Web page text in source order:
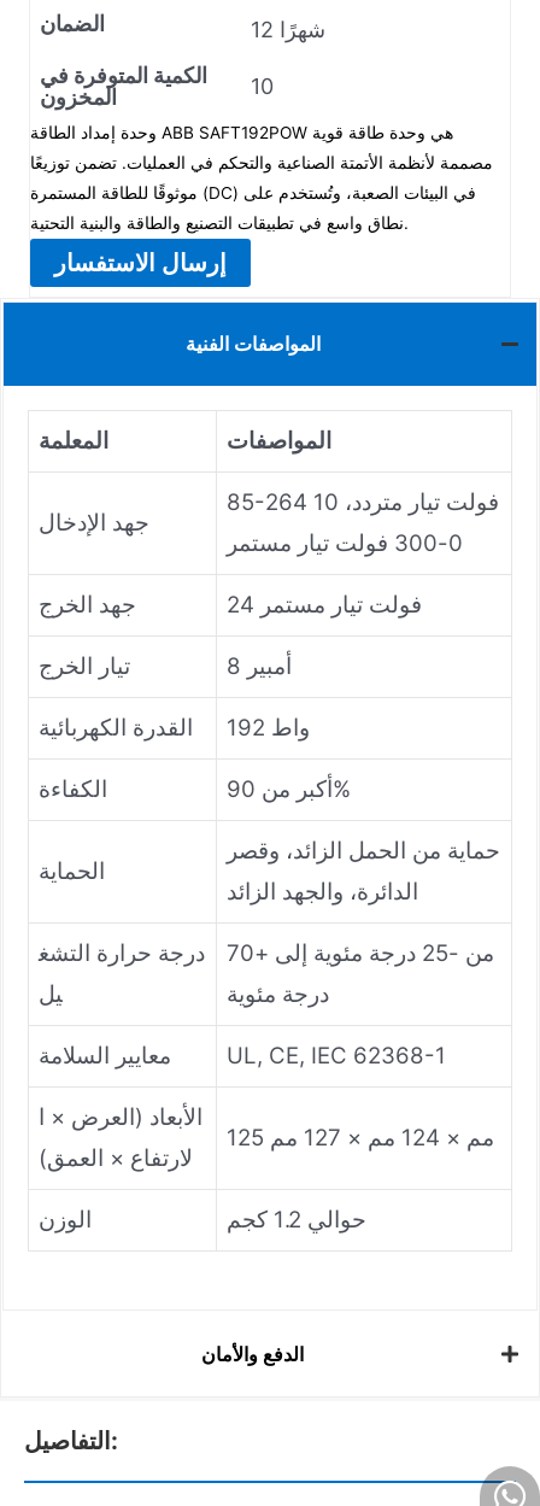
الضمان
12 شهرًا
الكمية المتوفرة في
المخزون
10
وحدة إمداد الطاقة ABB SAFT192POW هي وحدة طاقة قوية
مصممة لأنظمة الأتمتة الصناعية والتحكم في العمليات. تضمن توزيعًا
موثوقًا للطاقة المستمرة (DC) في البيئات الصعبة، وتُستخدم على
نطاق واسع في تطبيقات التصنيع والطاقة والبنية التحتية.
إرسال الاستفسار
المواصفات الفنية
المعلمة المواصفات
جهد الإدخال
85-264 فولت تيار متردد، 10
0-300 فولت تيار مستمر
جهد الخرج 24 فولت تيار مستمر
تيار الخرج 8 أمبير
القدرة الكهربائية 192 واط
الكفاءة أكبر من 90%
الحماية
حماية من الحمل الزائد، وقصر
الدائرة، والجهد الزائد
درجة حرارة التشغ
يل
من -25 درجة مئوية إلى +70
درجة مئوية
معايير السلامة UL, CE, IEC 62368-1
الأبعاد (العرض × ا
لارتفاع × العمق)
125 مم × 124 مم × 127 مم
الوزن حوالي 1.2 كجم
الدفع والأمان
التفاصيل: